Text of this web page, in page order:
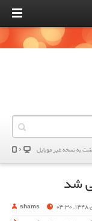
به نسخه غير موبایل
شد
shams